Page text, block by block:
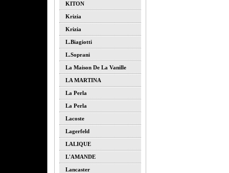
KITON
Krizia
Krizia
L.biagiotti
L.soprani
La Maison De La Vanille
LA MARTINA
La Perla
La Perla
Lacoste
Lagerfeld
LALIQUE
L'AMANDE
Lancaster